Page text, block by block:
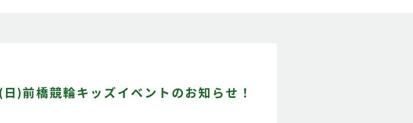
)前橋競輪キッズイベントのお知らせ！